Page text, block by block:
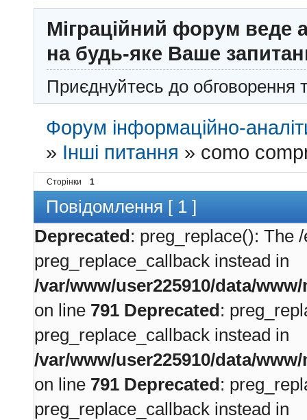
Міграційний форум веде
на будь-яке Ваше
Приєднуйтесь до обговорення
Форум інформаційно-
» Інші питання » como
Сторінки 1
Повідомлення [ 1 ]
Deprecated: preg_replace(): The
preg_replace_callback instead in
/var/www/user225910/data/
on line 791 Deprecated:
preg_replace_callback instead in
/var/www/user225910/data/
on line 791 Deprecated:
preg_replace_callback instead in